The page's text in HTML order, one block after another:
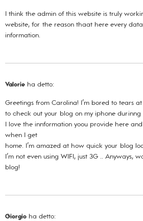
I think the admin of this website is truly
website, for the reason thaat here every
information.
Valorie ha detto:
Greetings from Carolina! I’m bored to tears
to check out your blog on my iphone durinng
I love the innformation yoou provide here
when I get
home. I’m amazed at how quick your blog
I’m not even using WIFI, just 3G .. Anyways,
blog!
Giorgio ha detto: